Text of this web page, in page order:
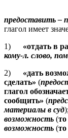
предоставить–
глагол имеет
1) «отдать в
кому-л. слово,
2) «дать
сделать» (
глагол
сообщить» (
материалы в суд
возможность (то
возможность (то